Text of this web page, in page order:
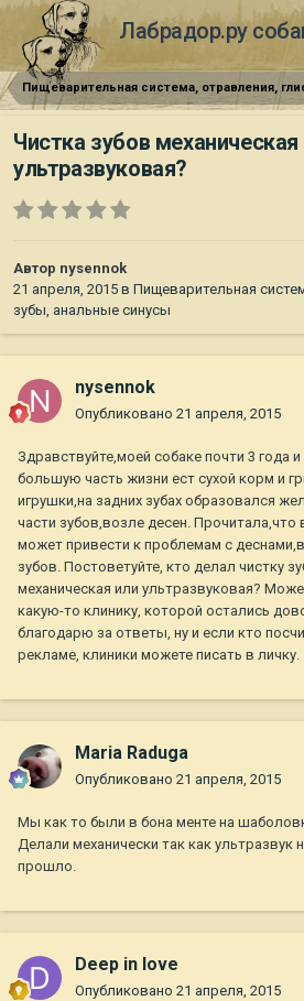
Лабрадор.ру
Чистка зубов механическая
ультразвуковая?
Автор nysennok
21 апреля, 2015 в Пищеварительная
зубы, анальные синусы
nysennok
Опубликовано 21 апреля, 2015
Здравствуйте,моей собаке почти 3 года
большую часть жизни ест сухой корм и
игрушки,на задних зубах образовался
части зубов,возле десен. Прочитала,что
может привести к проблемам с
зубов. Постоветуйте, кто делал чистку
механическая или ультразвуковая?
какую-то клинику, которой остались
благодарю за ответы, ну и если кто
рекламе, клиники можете писать в личку.
Maria Raduga
Опубликовано 21 апреля, 2015
Мы как то были в бона менте на
Делали механически так как ультразвук
прошло.
Deep in love
Опубликовано 21 апреля, 2015